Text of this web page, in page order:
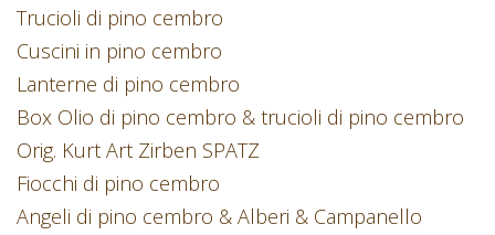
Trucioli di pino cembro
Cuscini in pino cembro
Lanterne di pino cembro
Box Olio di pino cembro & trucioli di pino cembro
Orig. Kurt Art Zirben SPATZ
Fiocchi di pino cembro
Angeli di pino cembro & Alberi & Campanello